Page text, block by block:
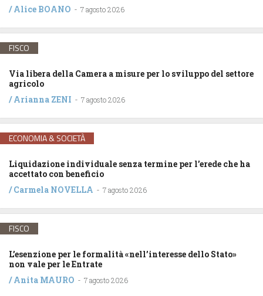
/Alice BOANO - 7 agosto 2026
FISCO
Via libera della Camera a misure per lo sviluppo del settore
agricolo
/Arianna ZENI - 7 agosto 2026
ECONOMIA & SOCIETÀ
Liquidazione individuale senza termine per l’erede che ha
accettato con beneficio
/Carmela NOVELLA - 7 agosto 2026
FISCO
L’esenzione per le formalità «nell’interesse dello Stato»
non vale per le Entrate
/Anita MAURO - 7 agosto 2026